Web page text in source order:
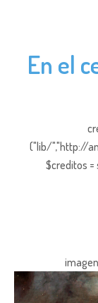
En el
("lib/","http://
$creditos =